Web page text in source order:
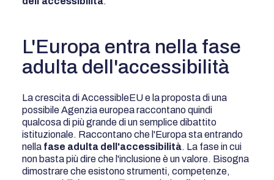
L'Europa entra nella fase
adulta dell'accessibilità
La crescita di AccessibleEU e la proposta di una
possibile Agenzia europea raccontano quindi
qualcosa di più grande di un semplice dibattito
istituzionale. Raccontano che l'Europa sta entrando
nella fase adulta dell'accessibilità. La fase in cui
non basta più dire che l'inclusione è un valore. Bisogna
dimostrare che esistono strumenti, competenze,